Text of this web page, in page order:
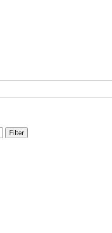
Filter